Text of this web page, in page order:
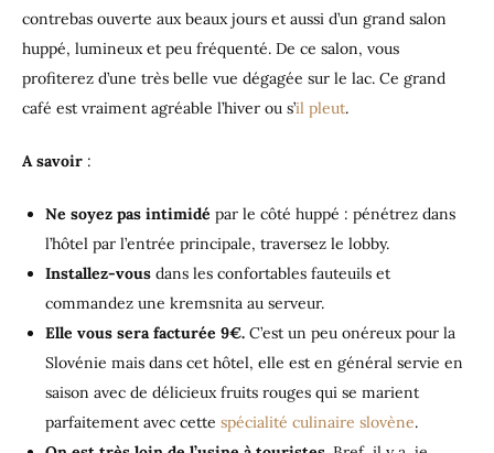
contrebas ouverte aux beaux jours et aussi d’un grand salon
huppé, lumineux et peu fréquenté. De ce salon, vous
profiterez d’une très belle vue dégagée sur le lac. Ce grand
café est vraiment agréable l’hiver ou s’il pleut.
A savoir :
Ne soyez pas intimidé par le côté huppé : pénétrez dans
l’hôtel par l’entrée principale, traversez le lobby.
Installez-vous dans les confortables fauteuils et
commandez une kremsnita au serveur.
Elle vous sera facturée 9€. C’est un peu onéreux pour la
Slovénie mais dans cet hôtel, elle est en général servie en
saison avec de délicieux fruits rouges qui se marient
parfaitement avec cette spécialité culinaire slovène.